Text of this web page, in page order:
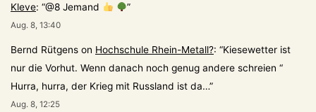
Kleve: “@8 Jemand ”
Aug. 8, 13:40
Bernd Rütgens on Hochschule Rhein-Metall?: “Kiesewetter ist
nur die Vorhut. Wenn danach noch genug andere schreien “
Hurra, hurra, der Krieg mit Russland ist da…”
Aug. 8, 12:25